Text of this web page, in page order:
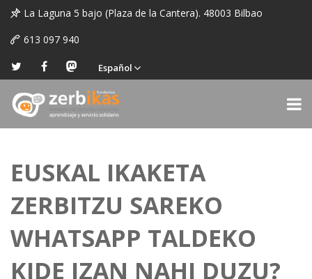
La Laguna 5 bajo (Plaza de la Cantera). 48003 Bilbao
613 097 940
Español
EUSKAL IKAKETA
ZERBITZU SAREKO
WHATSAPP TALDEKO
KIDE IZAN NAHI DUZU?